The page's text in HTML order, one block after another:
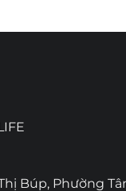
Búp, Phường